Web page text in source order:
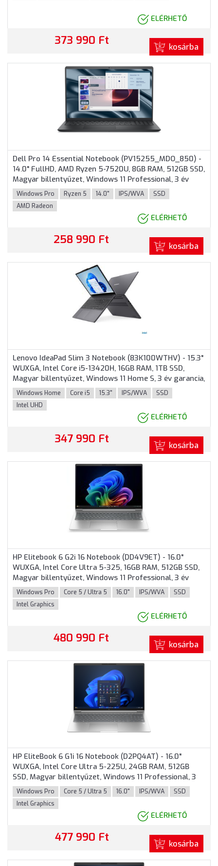
ELÉRHETŐ
373 990 Ft kosárba
Dell Pro 14 Essential Notebook (PV15255_MDO_850) -
14.0" FullHD, AMD Ryzen 5-7520U, 8GB RAM, 512GB SSD,
Magyar billentyűzet, Windows 11 Professional, 3 év
garancia, Fekete színben
Windows Pro Ryzen 5 14.0" IPS/WVA
SSD
AMD Radeon
ELÉRHETŐ
258 990 Ft kosárba
Lenovo IdeaPad Slim 3 Notebook (83K100WTHV) - 15.3"
WUXGA, Intel Core i5-13420H, 16GB RAM, 1TB SSD,
Magyar billentyűzet, Windows 11 Home S, 3 év garancia,
Szürke színben
Windows Home Core i5 15.3" IPS/WVA
SSD
Intel UHD
ELÉRHETŐ
347 990 Ft kosárba
HP Elitebook 6 G2i 16 Notebook (DD4V9ET) - 16.0"
WUXGA, Intel Core Ultra 5-325, 16GB RAM, 512GB SSD,
Magyar billentyűzet, Windows 11 Professional, 3 év
garancia, Ezüst színben
Windows Pro Core 5 / Ultra 5 16.0" IPS/WVA
SSD
Intel Graphics
ELÉRHETŐ
480 990 Ft kosárba
HP EliteBook 6 G1i 16 Notebook (D2PQ4AT) - 16.0"
WUXGA, Intel Core Ultra 5-225U, 24GB RAM, 512GB
SSD, Magyar billentyűzet, Windows 11 Professional, 3
év garancia, Ezüst színben
Windows Pro Core 5 / Ultra 5 16.0" IPS/WVA
SSD
Intel Graphics
ELÉRHETŐ
477 990 Ft kosárba